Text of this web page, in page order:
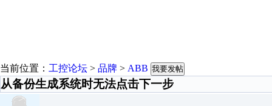
当前位置： 工控论坛 > 品牌 > ABB 我要发帖
从备份生成系统时无法点击下一步